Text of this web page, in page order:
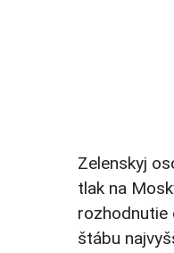
Zelenskyj
tlak na
rozhodnutie
štábu